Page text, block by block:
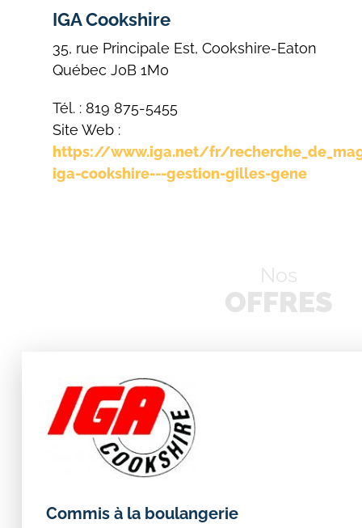
IGA Cookshire
35, rue Principale Est, Cookshire-Eaton
Québec J0B 1M0
Tél. : 819 875-5455
Site Web :
https://www.iga.net/fr/
iga-cookshire---gestion-gilles-gene
Nos
OFFRES
Commis à la boulangerie